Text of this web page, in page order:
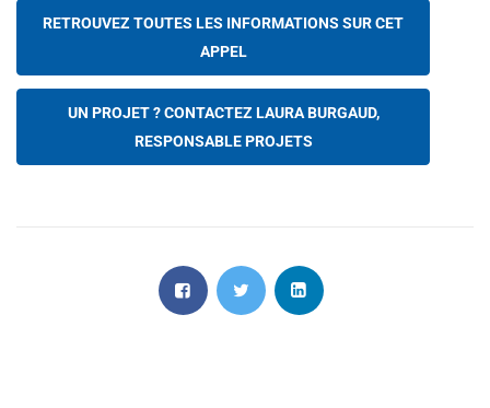
RETROUVEZ TOUTES LES INFORMATIONS SUR CET
APPEL
UN PROJET ? CONTACTEZ LAURA BURGAUD,
RESPONSABLE PROJETS